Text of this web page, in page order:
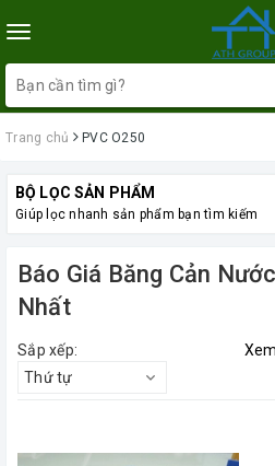
Toggle
navigation
Trang chủ PVC O250
BỘ LỌC SẢN PHẨM
Giúp lọc nhanh sản phẩm bạn tìm kiếm
Báo Giá Băng Cản
Nhất
Sắp xếp:
Thứ tự